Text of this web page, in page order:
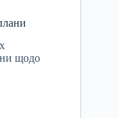
щодо